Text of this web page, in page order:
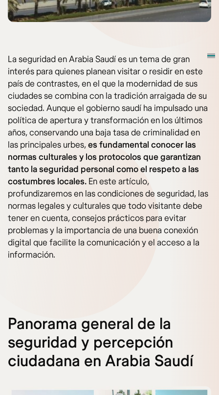
La seguridad en Arabia Saudí es un tema de gran
interés para quienes planean visitar o residir en este
país de contrastes, en el que la modernidad de sus
ciudades se combina con la tradición arraigada de su
sociedad. Aunque el gobierno saudí ha impulsado una
política de apertura y transformación en los últimos
años, conservando una baja tasa de criminalidad en
las principales urbes,es fundamental conocer las
normas culturales y los protocolos que garantizan
tanto la seguridad personal como el respeto a las
costumbres locales. En este artículo,
profundizaremos en las condiciones de seguridad, las
normas legales y culturales que todo visitante debe
tener en cuenta, consejos prácticos para evitar
problemas y la importancia de una buena conexión
digital que facilite la comunicación y el acceso a la
información.
Panorama general de la
seguridad y percepción
ciudadana en Arabia Saudí